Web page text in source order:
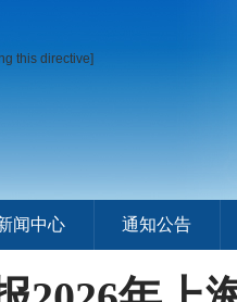
this directive]
闻中心 通知公告